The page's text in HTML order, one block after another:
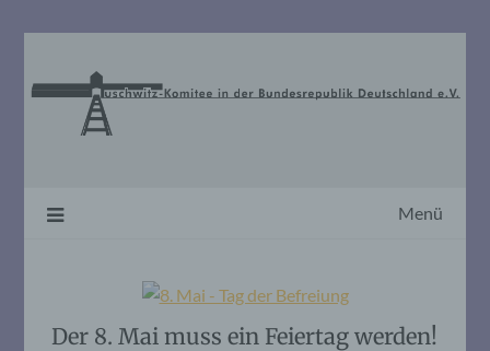
Menü
Der 8. Mai muss ein Feiertag werden!